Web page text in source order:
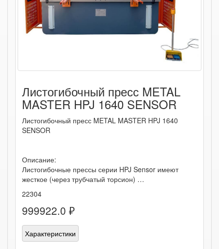
Листогибочный пресс METAL
MASTER HPJ 1640 SENSOR
Листогибочный пресс METAL MASTER HPJ 1640
SENSOR
Описание:
Листогибочные прессы серии HPJ Sensor имеют
жесткое (через трубчатый торсион) …
22304
999922.0 ₽
Характеристики